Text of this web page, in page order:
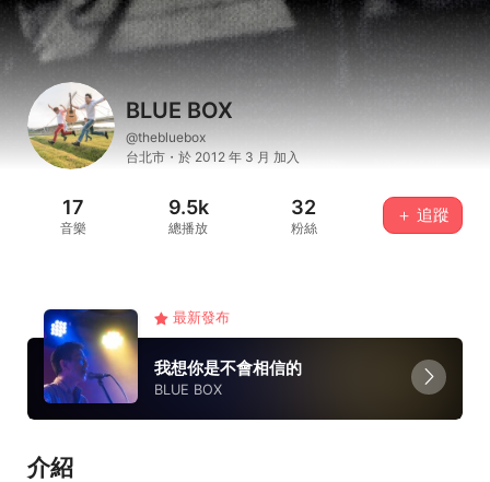
BLUE BOX
@thebluebox
台北市・於 2012 年 3 月 加入
17
音樂
9.5k
總播放
32
粉絲
＋ 追蹤
最新發布
我想你是不會相信的
BLUE BOX
介紹